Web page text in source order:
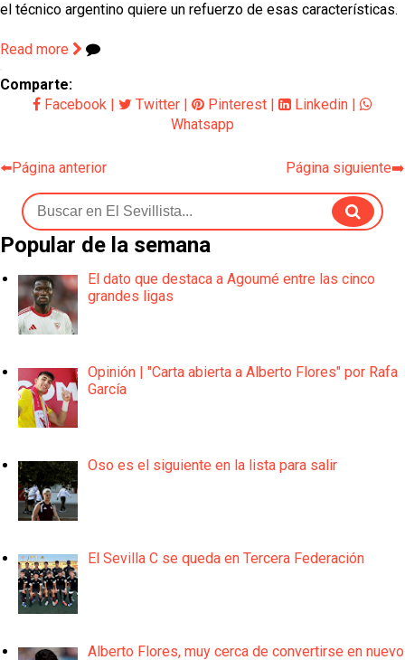
el técnico argentino quiere un refuerzo de esas características.
Read more
Comparte:
Facebook
Twitter Pinterest Linkedin
Whatsapp
⬅️Página anterior Página siguiente➡️
Popular de la semana
El dato que destaca a Agoumé entre las cinco
grandes ligas
Opinión | "Carta abierta a Alberto Flores" por Rafa
García
Oso es el siguiente en la lista para salir
El Sevilla C se queda en Tercera Federación
Alberto Flores, muy cerca de convertirse en nuevo